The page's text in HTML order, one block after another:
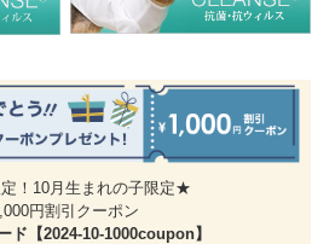
さ17 ～ 27cm
！10月生まれの子限定★
円割引クーポン
ド【2024-10-1000coupon】